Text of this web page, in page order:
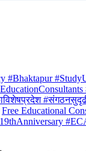
#Bhaktapur
Free Educational